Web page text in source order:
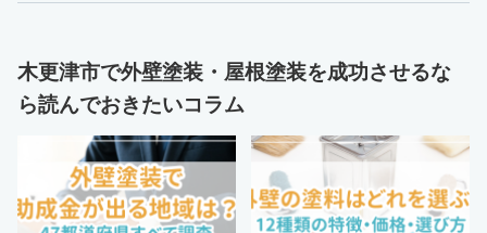
木更津市で外壁塗装・屋根塗装を成功させるな
ら読んでおきたいコラム